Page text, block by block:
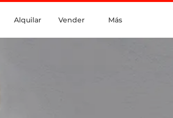
Alquilar Vender Más